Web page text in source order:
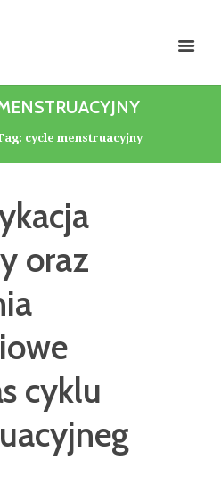
cycle menstruacyjny
oraz
cyklu